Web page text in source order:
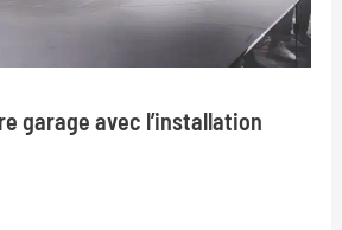
garage avec l’installation